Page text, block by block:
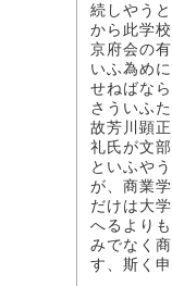
続しやう
から此学
京府会の
いふ為め
せねばな
さういふ
故芳川顕
礼氏が文
といふや
が、商業
だけは大
へるより
みでなく
す、斯く